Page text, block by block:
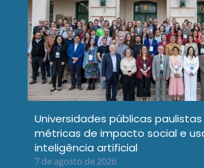
Universidades públicas
métricas de impacto social e
inteligência artificial
7 de agosto de 2026